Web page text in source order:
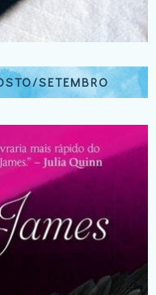
SETEMBRO